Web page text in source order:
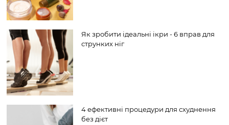
Як зробити ідеальні ікри - 6 вправ для
струнких ніг
4 ефективні процедури для схуднення
без дієт